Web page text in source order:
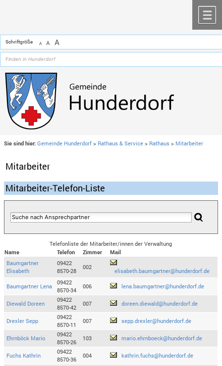
Schriftgröße A A A
Sie sind hier: Gemeinde Hunderdorf > Rathaus & Service > Rathaus > Mitarbeiter
Mitarbeiter
Mitarbeiter-Telefon-Liste
Telefonliste der Mitarbeiter/innen der Verwaltung
Name
Telefon Zimmer
Mail
Baumgartner
Elisabeth
09422
8570-28
002
elisabeth.baumgartner@hunderdorf.de
Baumgartner Lena
09422
8570-34
006 lena.baumgartner@hunderdorf.de
Diewald Doreen
09422
8570-42
007 doreen.diewald@hunderdorf.de
Drexler Sepp
09422
8570-11
007 sepp.drexler@hunderdorf.de
Ehrnböck Mario
09422
8570-26
103 mario.ehrnboeck@hunderdorf.de
Fuchs Kathrin
09422
8570-36
004 kathrin.fuchs@hunderdorf.de